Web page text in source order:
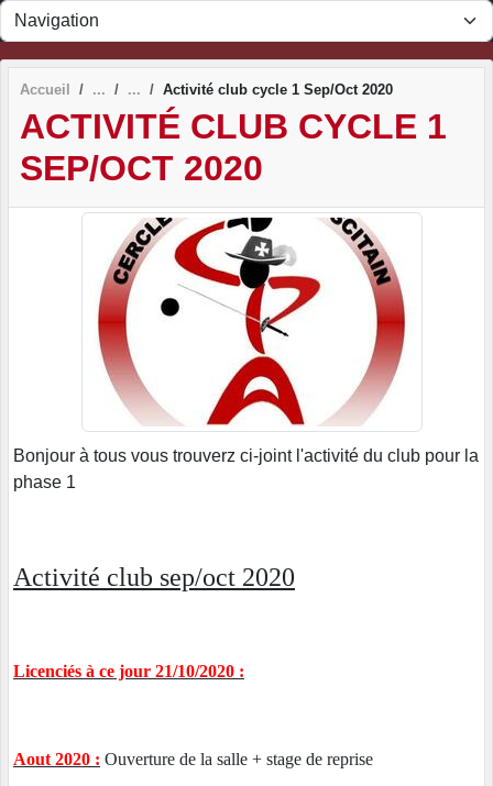
Accueil Activité club cycle 1 Sep/Oct 2020
ACTIVITÉ CLUB CYCLE 1
SEP/OCT 2020
Bonjour à tous vous trouverz ci-joint l'activité du club pour la
phase 1
Activité club sep/oct 2020
Licenciés à ce jour 21/10/2020 :
Aout 2020 : Ouverture de la salle + stage de reprise
Panneau de gestion des cookies